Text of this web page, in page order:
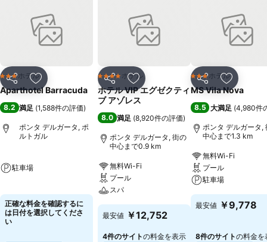
シェア お気に入りに追加
3 ホテルのランク
ホテル
Aparthotel Barracuda
8.2 満足 (1,588件の評価)
ポンタ デルガータ, ポ
ルトガル
駐車場
正確な料金を確認するに
は日付を選択してくださ
い
シェア お気に入りに追加
4 ホテルのランク
ホテル
ホテル VIP エグゼクティ
ブ アゾレス
8.0 満足 (8,920件の評価)
ポンタ デルガータ, 街の
中心まで0.9 km
無料Wi-Fi
プール
スパ
最安値 ￥12,752
4件のサイトの料金を表示
シェア お気に入
3 ホテルのランク
ホテル
MS Vila Nova
8.5 大満足 (4,980件
ポンタ デルガータ,
中心まで1.3 km
無料Wi-Fi
プール
駐車場
最安値 ￥9,778
8件のサイトの料金を